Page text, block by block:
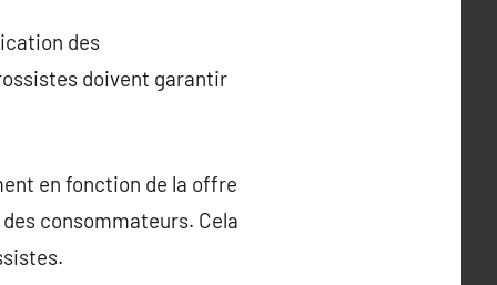
des
doivent garantir
en fonction de la offre
consommateurs. Cela